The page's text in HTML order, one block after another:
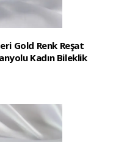
Gold Renk Reşat
Kadın Bileklik